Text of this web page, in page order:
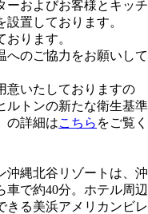
ーおよびお客様とキッチ
置しております。
ります。
へのご協力をお願いして
意いたしておりますの
ルトンの新たな衛生基準
の詳細はこちら をご覧く
沖縄北谷リゾートは、沖
で約40分。ホテル周辺
きる美浜アメリカンビレ